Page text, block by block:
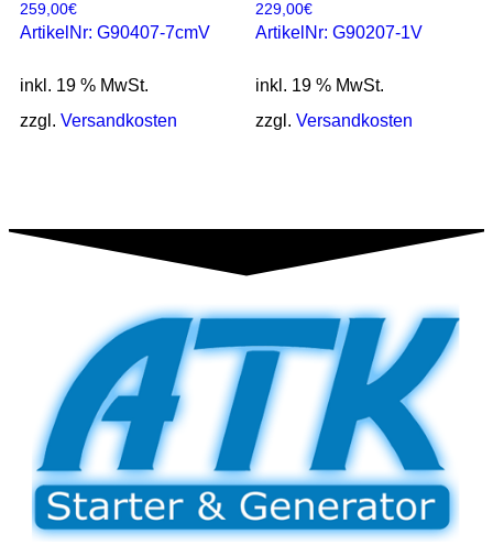
259,00€
ArtikelNr: G90407-7cmV
inkl. 19 % MwSt.
zzgl. Versandkosten
229,00€
ArtikelNr: G90207-1V
inkl. 19 % MwSt.
zzgl.Versandkosten